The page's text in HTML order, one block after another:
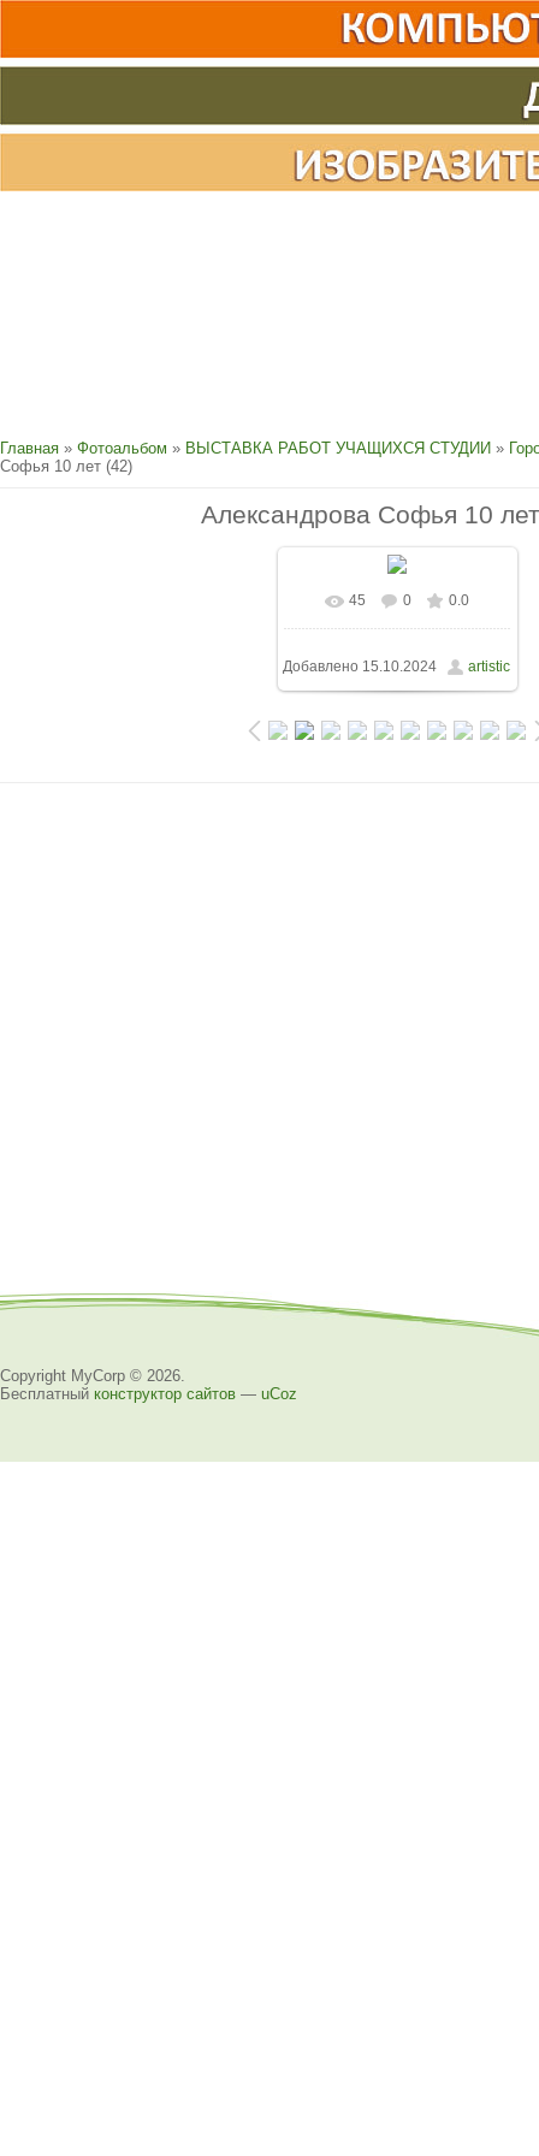
Главная » Фотоальбом » ВЫСТАВКА РАБОТ УЧАЩИХСЯ СТУДИИ »
Софья 10 лет (42)
Александрова Софья 10
45 0 0.0
Добавлено 15.10.2024 artistic
Copyright MyCorp © 2026
Бесплатный конструктор сайтов — uCoz